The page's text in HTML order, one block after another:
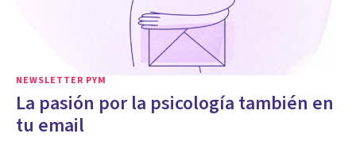
NEWSLETTER PYM
La pasión por la psicología también en
tu email